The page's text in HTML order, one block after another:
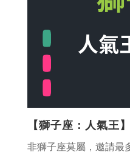
【獅子座：人氣王】
非獅子座莫屬，邀請最